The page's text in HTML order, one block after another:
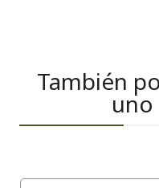
También
uno